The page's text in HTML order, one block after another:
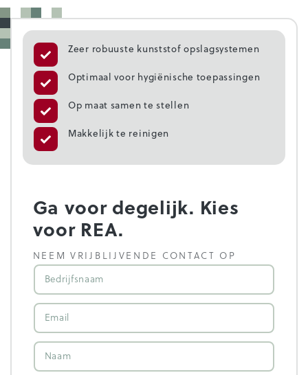
Ga voor degelijk. Kies
voor REA.
NEEM VRIJBLIJVENDE CONTACT OP
Zeer robuuste kunststof opslagsystemen
Optimaal voor hygiënische toepassingen
Op maat samen te stellen
Makkelijk te reinigen